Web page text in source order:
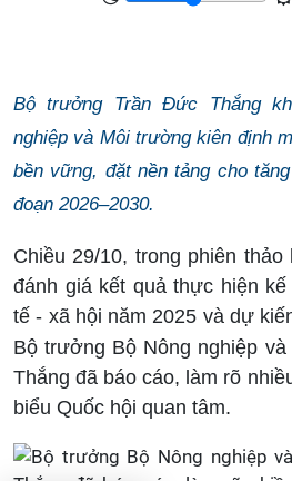
Bộ trưởng Trần Đức Thắng
nghiệp và Môi trường kiên định
bền vững, đặt nền tảng cho
đoạn 2026–2030.
Chiều 29/10, trong phiên
đánh giá kết quả thực hiện
tế - xã hội năm 2025 và dự
Bộ trưởng Bộ Nông nghiệp
Thắng đã báo cáo, làm rõ
biểu Quốc hội quan tâm.